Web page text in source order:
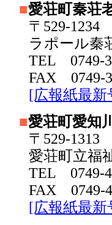
■愛荘町秦荘
〒529-1234
ラポール秦
TEL 0749-
FAX 0749-
[広報紙最
■愛荘町愛知
〒529-1313
愛荘町立福
TEL 0749-
FAX 0749-
[広報紙最